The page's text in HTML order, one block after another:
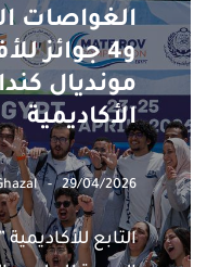
الغواصات
و4 جوائز
مونديال
الأكاديمية
29/04/2026